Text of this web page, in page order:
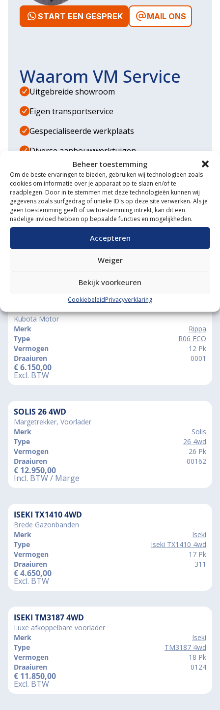
Beheer toestemming
Om de beste ervaringen te bieden, gebruiken wij technologieën zoals
cookies om informatie over je apparaat op te slaan en/of te
raadplegen. Door in te stemmen met deze technologieën kunnen wij
gegevens zoals surfgedrag of unieke ID's op deze site verwerken. Als je
geen toestemming geeft of uw toestemming intrekt, kan dit een
nadelige invloed hebben op bepaalde functies en mogelijkheden.
Accepteren
Weiger
Bekijk voorkeuren
CookiebeleidPrivacyverklaring
START EEN GESPREK MAIL ONS
Waarom VM Service
Uitgebreide showroom
Eigen transportservice
Gespecialiseerde werkplaats
Diverse aanbouwwerktuigen
Grote voorraad minitrekkers
Grootste in kleine tractoren
Vergelijkbare producten
Kubota Motor
Merk
Rippa
Type
R06 ECO
Vermogen
12 Pk
Draaiuren
0001
€6.150,00
Excl. BTW
SOLIS 26 4WD
Margetrekker, Voorlader
Merk
Solis
Type
26 4wd
Vermogen
26 Pk
Draaiuren
00162
€ 12.950,00
Incl. BTW / Marge
ISEKI TX1410 4WD
Brede Gazonbanden
Merk
Iseki
Type
Iseki TX1410 4wd
Vermogen
17 Pk
Draaiuren
311
€4.650,00
Excl. BTW
ISEKI TM3187 4WD
Luxe afkoppelbare voorlader
Merk
Iseki
Type
TM3187 4wd
Vermogen
18 Pk
Draaiuren
0124
€ 11.850,00
Excl. BTW